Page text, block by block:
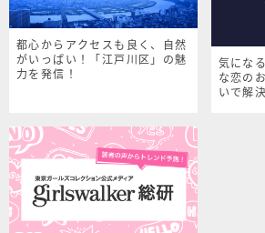
都心からアクセスも良く、自然
がいっぱい！「江戸川区」の魅
力を発信！
気にな
な恋の
いで解決